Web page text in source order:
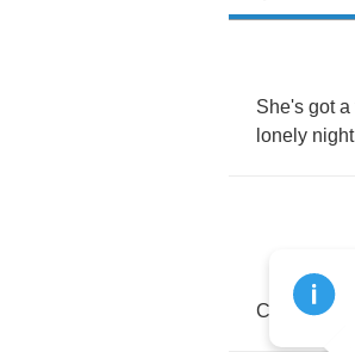
She's got a
lonely night
Chorus: